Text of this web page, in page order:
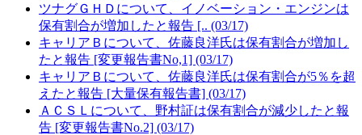
ツナグＧＨＤについて、イノベーション・エンジンは
保有割合が増加したと報告 [.. (03/17)
キャリアＢについて、佐藤良洋氏は保有割合が増加し
たと報告 [変更報告書No,1] (03/17)
キャリアＢについて、佐藤良洋氏は保有割合が5％を超
えたと報告 [大量保有報告書] (03/17)
ＡＣＳＬについて、野村証は保有割合が減少したと報
告 [変更報告書No.2] (03/17)